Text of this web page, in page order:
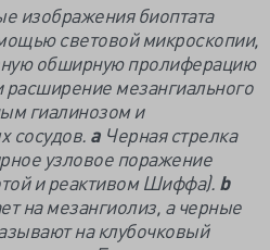
изображения биоптата
световой микроскопии,
обширную пролиферацию
расширение мезангиального
гиалинозом и
сосудов. aЧерная стрелка
узловое поражение
и реактивом Шиффа). b
на мезангиолиз, а черные
на клубочковый